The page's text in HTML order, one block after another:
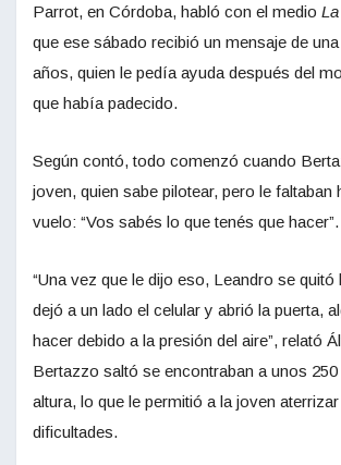
Parrot, en Córdoba, habló con el medio
que ese sábado recibió un mensaje de
años, quien le pedía ayuda después del
que había padecido.
Según contó, todo comenzó cuando
joven, quien sabe pilotear, pero le faltaban
vuelo: “Vos sabés lo que tenés que hacer”.
“Una vez que le dijo eso, Leandro se quitó
dejó a un lado el celular y abrió la puerta,
hacer debido a la presión del aire”, relató
Bertazzo saltó se encontraban a unos
altura, lo que le permitió a la joven
dificultades.